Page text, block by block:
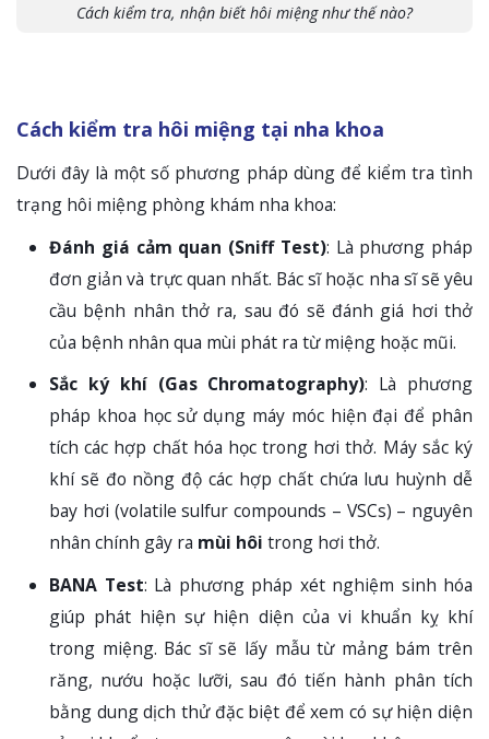
Cách kiểm tra, nhận biết hôi miệng như thế nào?
Cách kiểm tra hôi miệng tại nha khoa
Dưới đây là một số phương pháp dùng để kiểm tra tình
trạng hôi miệng phòng khám nha khoa:
Đánh giá cảm quan (Sniff Test): Là phương pháp
đơn giản và trực quan nhất. Bác sĩ hoặc nha sĩ sẽ yêu
cầu bệnh nhân thở ra, sau đó sẽ đánh giá hơi thở
của bệnh nhân qua mùi phát ra từ miệng hoặc mũi.
Sắc ký khí (Gas Chromatography): Là phương
pháp khoa học sử dụng máy móc hiện đại để phân
tích các hợp chất hóa học trong hơi thở. Máy sắc ký
khí sẽ đo nồng độ các hợp chất chứa lưu huỳnh dễ
bay hơi (volatile sulfur compounds – VSCs) – nguyên
nhân chính gây ra mùi hôi trong hơi thở.
BANA Test: Là phương pháp xét nghiệm sinh hóa
giúp phát hiện sự hiện diện của vi khuẩn kỵ khí
trong miệng. Bác sĩ sẽ lấy mẫu từ mảng bám trên
răng, nướu hoặc lưỡi, sau đó tiến hành phân tích
bằng dung dịch thử đặc biệt để xem có sự hiện diện